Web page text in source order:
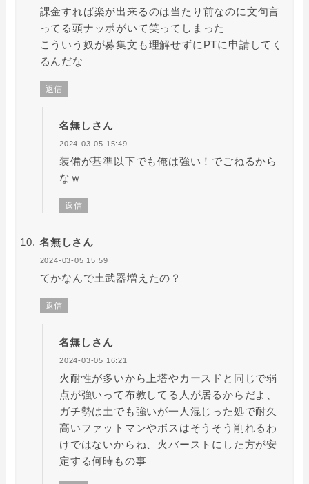
課金すれば楽が出来るのは当たり前なのに文句言
ってる頭ナッポがいて笑ってしまった
こういう奴が募集文も理解せずにPTに申請してく
るんだな
返信
名無しさん
2024-03-05 15:49
装備が基準以下でも俺は強い！でごねるから
なｗ
返信
名無しさん
2024-03-05 15:59
てかなんで土武器増えたの？
返信
名無しさん
2024-03-05 16:21
火耐性が多いから上塔やカースドと同じで弱
点が強いって布教してる人が居るからだよ、
ガチ勢は土でも強いが一人混じった処で耐久
高いファットマンやボスはそうそう削れるわ
けではないからね、火バーストにした方が安
定する何時もの事